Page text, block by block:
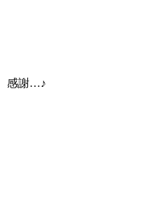
感謝…♪